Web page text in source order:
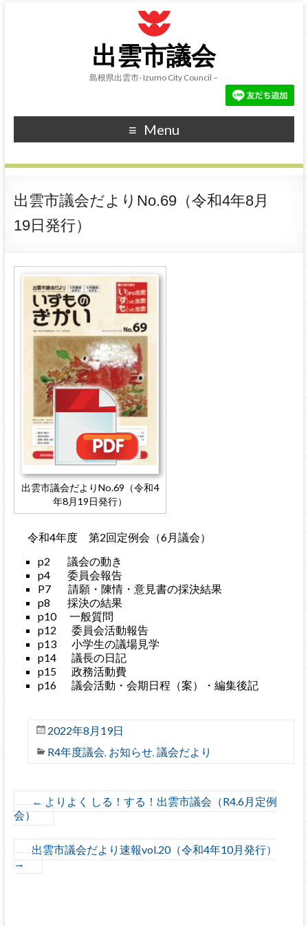
出雲市議会
島根県出雲市- Izumo City Council –
Menu
出雲市議会だよりNo.69（令和4年8月
19日発行）
出雲市議会だよりNo.69（令和4
年8月19日発行）
令和4年度 第2回定例会（6月議会）
p2 議会の動き
p4 委員会報告
P7 請願・陳情・意見書の採決結果
p8 採決の結果
p10 一般質問
p12 委員会活動報告
p13 小学生の議場見学
p14 議長の日記
p15 政務活動費
p16 議会活動・会期日程（案）・編集後記
2022年8月19日
R4年度議会, お知らせ, 議会だより
← よりよく しる！する！出雲市議会（R4.6月定例
会）
出雲市議会だより速報vol.20（令和4年10月発行）
→